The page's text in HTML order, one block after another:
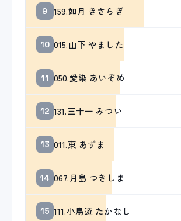
9 159.如月 きさらぎ
10 015.山下 やました
11 050.愛染 あいぞめ
12 131.三十一 みつい
13 011.東 あずま
14 067.月島 つきしま
15 111.小鳥遊 たかなし